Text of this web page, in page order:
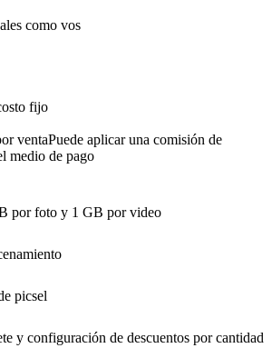
como vos
fijo
ventaPuede aplicar una comisión de
medio de pago
por foto y 1 GB por video
picsel
y configuración de descuentos por cantidad